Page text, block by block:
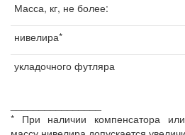
Масса, кг, не более:
нивелира*
укладочного футляра
* При наличии компенсатора или